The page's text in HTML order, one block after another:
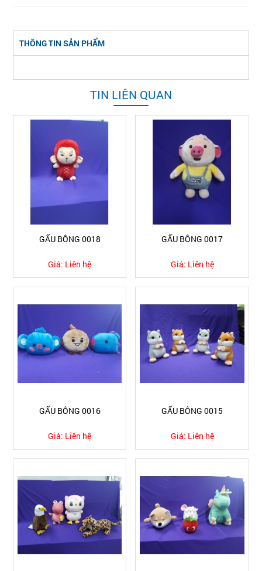
THÔNG TIN SẢN PHẨM
TIN LIÊN QUAN
GẤU BÔNG 0018
Giá: Liên hệ
GẤU BÔNG 0017
Giá: Liên hệ
GẤU BÔNG 0016
Giá: Liên hệ
GẤU BÔNG 0015
Giá: Liên hệ